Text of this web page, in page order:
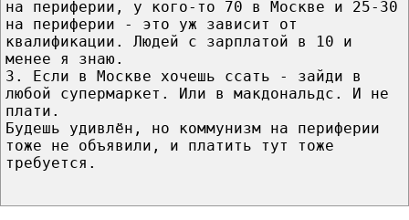
на периферии, у кого-то 70 в Москве и 25-30
на периферии - это уж зависит от
квалификации. Людей с зарплатой в 10 и
менее я знаю.
3. Если в Москве хочешь ссать - зайди в
любой супермаркет. Или в макдональдс. И не
плати.
Будешь удивлён, но коммунизм на периферии
тоже не объявили, и платить тут тоже
требуется.